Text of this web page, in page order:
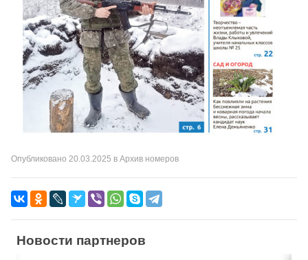
Опубликовано 20.03.2025 в Архив номеров
Новости партнеров